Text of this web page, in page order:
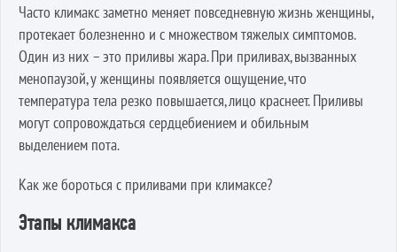
Часто климакс заметно меняет повседневную жизнь женщины,
протекает болезненно и с множеством тяжелых симптомов.
Один из них – это приливы жара. При приливах, вызванных
менопаузой, у женщины появляется ощущение, что
температура тела резко повышается, лицо краснеет. Приливы
могут сопровождаться сердцебиением и обильным
выделением пота.
Как же бороться с приливами при климаксе?
Этапы климакса